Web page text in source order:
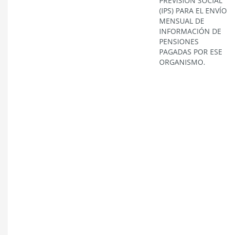
(IPS) PARA EL ENVÍO
MENSUAL DE
INFORMACIÓN DE
PENSIONES
PAGADAS POR ESE
ORGANISMO.